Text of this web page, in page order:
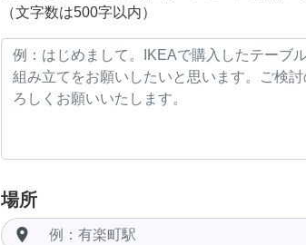
（文字数は500字以内）
場所
room